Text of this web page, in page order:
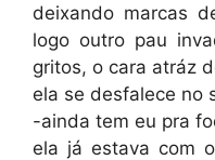
deixando marcas
logo outro pau
gritos, o cara atráz
ela se desfalece no
-ainda tem eu pra
ela já estava com